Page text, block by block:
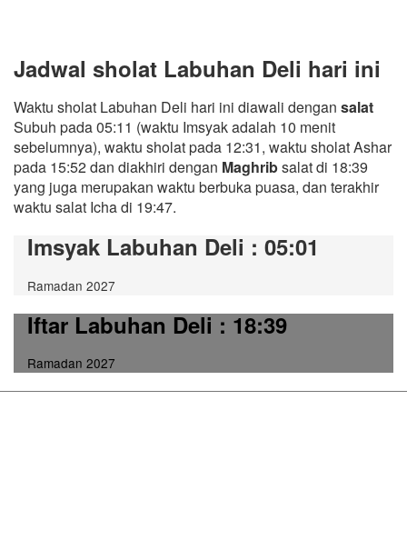
Jadwal sholat Labuhan Deli hari ini
Waktu sholat Labuhan Deli hari ini diawali dengan salat
Subuh pada 05:11 (waktu Imsyak adalah 10 menit
sebelumnya), waktu sholat pada 12:31, waktu sholat Ashar
pada 15:52 dan diakhiri dengan Maghribsalat di 18:39
yang juga merupakan waktu berbuka puasa, dan terakhir
waktu salat Icha di 19:47.
Imsyak Labuhan Deli : 05:01
Ramadan 2027
Iftar Labuhan Deli: 18:39
Ramadan 2027